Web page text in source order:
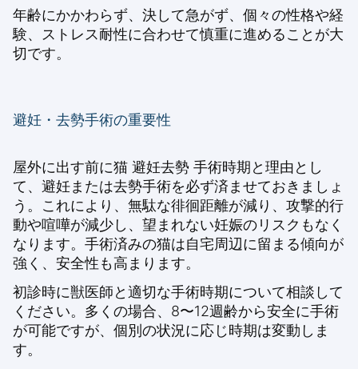
年齢にかかわらず、決して急がず、個々の性格や経
験、ストレス耐性に合わせて慎重に進めることが大
切です。
避妊・去勢手術の重要性
屋外に出す前に猫 避妊去勢 手術時期と理由とし
て、避妊または去勢手術を必ず済ませておきましょ
う。これにより、無駄な徘徊距離が減り、攻撃的行
動や喧嘩が減少し、望まれない妊娠のリスクもなく
なります。手術済みの猫は自宅周辺に留まる傾向が
強く、安全性も高まります。
初診時に獣医師と適切な手術時期について相談して
ください。多くの場合、8〜12週齢から安全に手術
が可能ですが、個別の状況に応じ時期は変動しま
す。